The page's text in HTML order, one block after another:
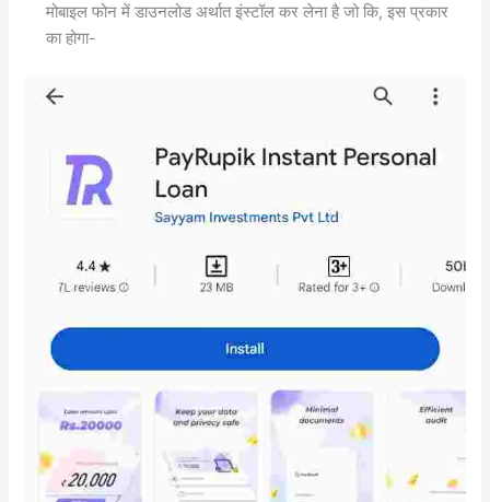
मोबाइल फोन में डाउनलोड अर्थात इंस्टॉल कर लेना है जो कि, इस प्रकार
का होगा-